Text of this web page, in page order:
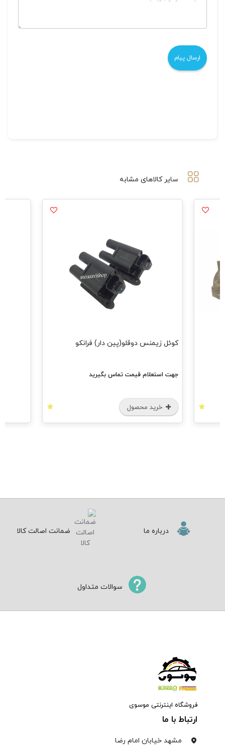
سایر کالاهای مشابه
کوئل زیمنس دوقلو(پین دار) فرانکو
جهت استعلام قیمت تماس بگیرید
خرید محصول
درباره ما ضمانت اصالت کالا
سوالات متداول
فروشگاه اینترنتی موسوی
ارتباط با ما
مشهد خیابان امام رضا